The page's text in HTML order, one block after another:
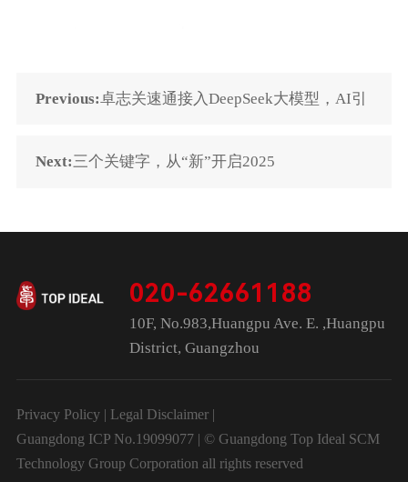
Previous:卓志关速通接入DeepSeek大模型，AI引
领供应链“智”变
Next:三个关键字，从“新”开启2025
020-62661188
10F, No.983,Huangpu Ave. E. ,Huangpu
District, Guangzhou
Privacy Policy | Legal Disclaimer |
Guangdong ICP No.19099077 | © Guangdong Top Ideal SCM
Technology Group Corporation all rights reserved